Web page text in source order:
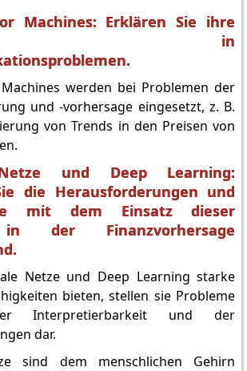
Machines: Erklären Sie ihre
in
werden bei Problemen der
und -vorhersage eingesetzt, z. B.
von Trends in den Preisen von
und Deep Learning:
die Herausforderungen und
mit dem Einsatz dieser
der Finanzvorhersage
Netze und Deep Learning starke
bieten, stellen sie Probleme
Interpretierbarkeit und der
dar.
sind dem menschlichen Gehirn